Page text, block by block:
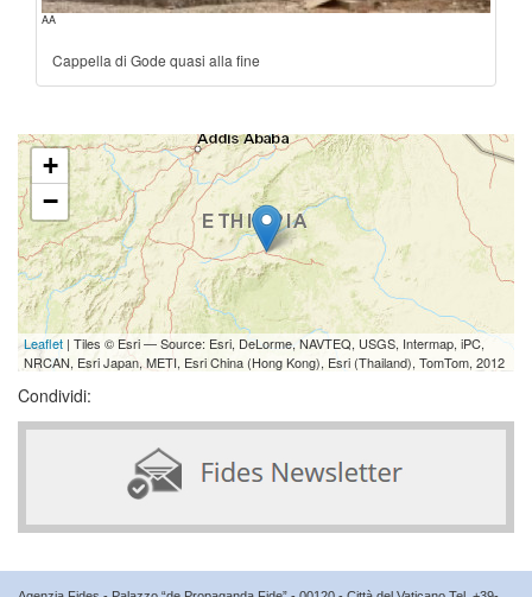
AA
Cappella di Gode quasi alla fine
+
−
Leaflet | Tiles © Esri — Source: Esri, DeLorme, NAVTEQ, USGS, Intermap, iPC,
NRCAN, Esri Japan, METI, Esri China (Hong Kong), Esri (Thailand), TomTom, 2012
Condividi: